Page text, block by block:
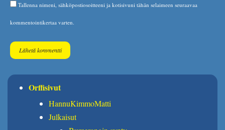
Tallenna nimeni, sähköpostiosoitteeni ja kotisivuni tähän selaimeen seuraavaa
kommentointikertaa varten.
Orffisivut
HannuKimmoMatti
Julkaisut